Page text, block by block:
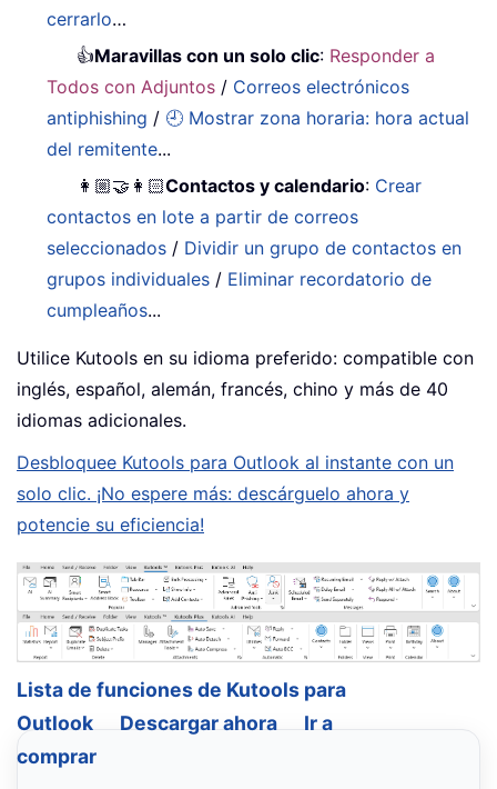
cerrarlo…
👍Maravillas con un solo clic: Responder a
Todos con Adjuntos / Correos electrónicos
antiphishing / 🕘 Mostrar zona horaria: hora actual
del remitente...
👩🏼‍🤝‍👩🏻Contactos y calendario: Crear
contactos en lote a partir de correos
seleccionados / Dividir un grupo de contactos en
grupos individuales / Eliminar recordatorio de
cumpleaños...
Utilice Kutools en su idioma preferido: compatible con
inglés, español, alemán, francés, chino y más de 40
idiomas adicionales.
Desbloquee Kutools para Outlook al instante con un
solo clic. ¡No espere más: descárguelo ahora y
potencie su eficiencia!
Lista de funciones de Kutools para
Outlook
Descargar ahora
Ir a
comprar